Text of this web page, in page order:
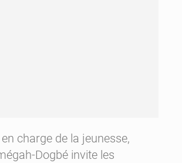
charge de la jeunesse,
Dogbé invite les